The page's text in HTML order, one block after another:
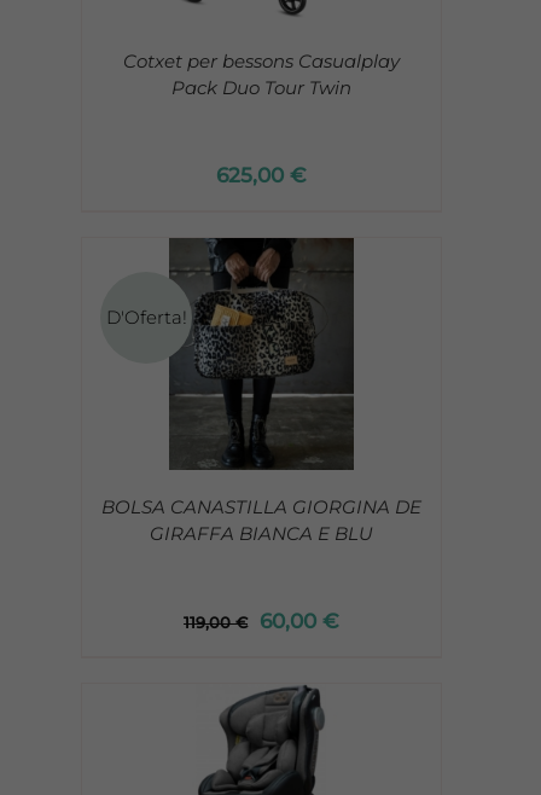
Cotxet per bessons Casualplay
Pack Duo Tour Twin
625,00 €
D'Oferta!
BOLSA CANASTILLA GIORGINA DE
GIRAFFA BIANCA E BLU
119,00€ 60,00 €